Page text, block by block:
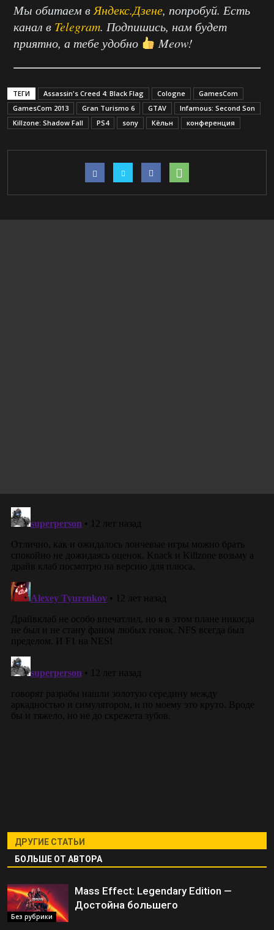
Мы обитаем вЯндекс.Дзене, попробуй. Есть
канал в Telegram. Подпишись, нам будет
приятно, а тебе удобно
Meow!
ТЕГИ Assassin's Creed 4: Black Flag Cologne
GamesCom
GamesCom 2013
Gran Turismo 6 GTAV
Infamous: Second Son
Killzone: Shadow Fall
PS4 sony Кёльн конференция
ДРУГИЕ СТАТЬИ
БОЛЬШЕ ОТ АВТОРА
Без рубрики
Mass Effect: Legendary Edition —
Достойна большего